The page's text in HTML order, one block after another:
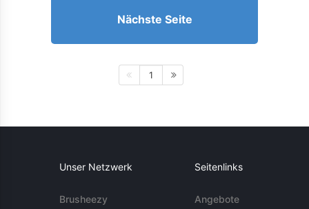
Nächste Seite
1
Unser Netzwerk
Brusheezy
Seitenlinks
Angebote